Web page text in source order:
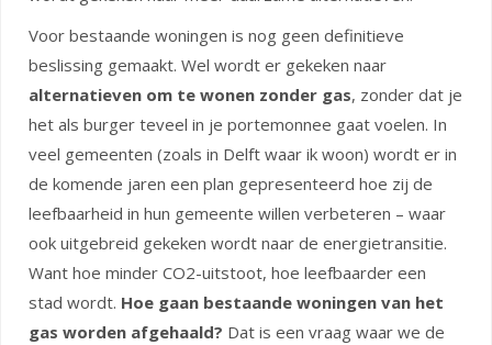
Voor bestaande woningen is nog geen definitieve
beslissing gemaakt. Wel wordt er gekeken naar
alternatieven om te wonen zonder gas, zonder dat je
het als burger teveel in je portemonnee gaat voelen. In
veel gemeenten (zoals in Delft waar ik woon) wordt er in
de komende jaren een plan gepresenteerd hoe zij de
leefbaarheid in hun gemeente willen verbeteren – waar
ook uitgebreid gekeken wordt naar de energietransitie.
Want hoe minder CO2-uitstoot, hoe leefbaarder een
stad wordt. Hoe gaan bestaande woningen van het
gas worden afgehaald? Dat is een vraag waar we de